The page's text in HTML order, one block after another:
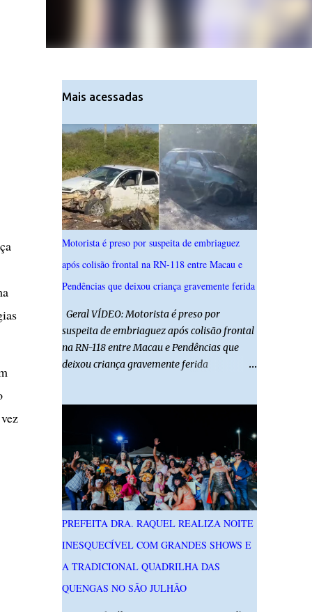
Mais acessadas
Motorista é preso por suspeita de embriaguez
após colisão frontal na RN-118 entre Macau e
Pendências que deixou criança gravemente ferida
Geral VÍDEO: Motorista é preso por
suspeita de embriaguez após colisão frontal
na RN-118 entre Macau e Pendências que
deixou criança gravemente ferida
embriagado após um acidente que deixou
uma criança de 11 anos gravemente ferida
na manhã deste sábado (1º), na RN-118,
entre Macau e Pendências. Segundo a Polícia
Militar, dois carros que seguiam em sentidos
opostos bateram de frente. Um dos
condutores apresentava sinais de
embriaguez, foi levado ao Hospital Regional
Tarcísio Maia, em Mossoró, e autuado em
flagrante. O exame pericial para confirmar a
presença de álcool no organismo está em
PREFEITA DRA. RAQUEL REALIZA NOITE
INESQUECÍVEL COM GRANDES SHOWS E
A TRADICIONAL QUADRILHA DAS
QUENGAS NO SÃO JULHÃO